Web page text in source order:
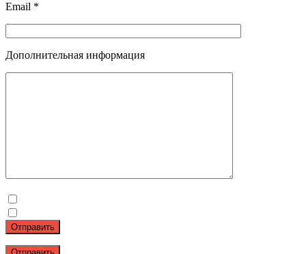
Email *
Дополнительная информация
Отправить